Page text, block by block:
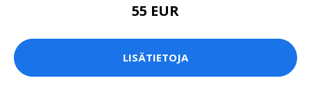
55 EUR
LISÄTIETOJA